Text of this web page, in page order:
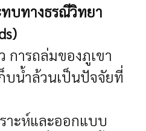
บทางธรณีวิทยา
การถล่มของภูเขา
บน้ำล้วนเป็นปัจจัยที่
าะห์และออกแบบ